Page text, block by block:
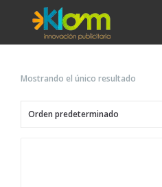
Mostrando el único resultado